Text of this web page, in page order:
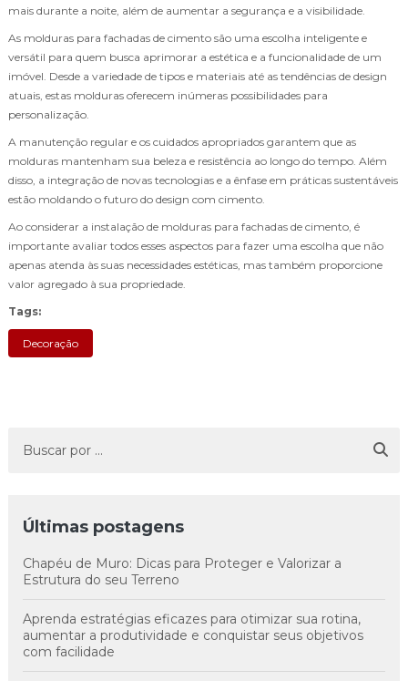
mais durante a noite, além de aumentar a segurança e a visibilidade.
As molduras para fachadas de cimento são uma escolha inteligente e
versátil para quem busca aprimorar a estética e a funcionalidade de um
imóvel. Desde a variedade de tipos e materiais até as tendências de design
atuais, estas molduras oferecem inúmeras possibilidades para
personalização.
A manutenção regular e os cuidados apropriados garantem que as
molduras mantenham sua beleza e resistência ao longo do tempo. Além
disso, a integração de novas tecnologias e a ênfase em práticas sustentáveis
estão moldando o futuro do design com cimento.
Ao considerar a instalação de molduras para fachadas de cimento, é
importante avaliar todos esses aspectos para fazer uma escolha que não
apenas atenda às suas necessidades estéticas, mas também proporcione
valor agregado à sua propriedade.
Tags:
Decoração
Últimas postagens
Chapéu de Muro: Dicas para Proteger e Valorizar a
Estrutura do seu Terreno
Aprenda estratégias eficazes para otimizar sua rotina,
aumentar a produtividade e conquistar seus objetivos
com facilidade